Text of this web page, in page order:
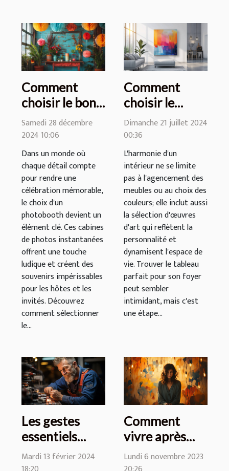
Comment
choisir le bon
photobooth
pour votre
célébration
Samedi 28 décembre
2024 10:06
Dans un monde où
chaque détail compte
pour rendre une
célébration mémorable,
le choix d'un
photobooth devient un
élément clé. Ces cabines
de photos instantanées
offrent une touche
ludique et créent des
souvenirs impérissables
pour les hôtes et les
invités. Découvrez
comment sélectionner
le...
Comment
choisir le
tableau
parfait pour
dynamiser
votre intérieur
Dimanche 21 juillet 2024
00:36
L'harmonie d'un
intérieur ne se limite
pas à l'agencement des
meubles ou au choix des
couleurs; elle inclut aussi
la sélection d'œuvres
d'art qui reflètent la
personnalité et
dynamisent l'espace de
vie. Trouver le tableau
parfait pour son foyer
peut sembler
intimidant, mais c'est
une étape...
Les gestes
essentiels
pour prévenir
les urgences
Mardi 13 février 2024
Comment
vivre après
une période de
dépression
Lundi 6 novembre 2023